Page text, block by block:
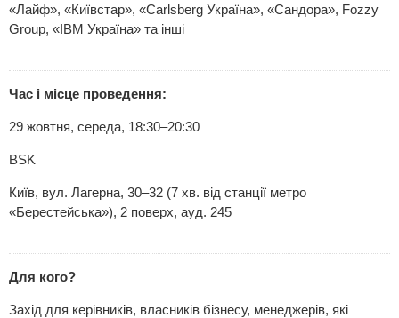
«Лайф», «Київстар», «Carlsberg Україна», «Сандора», Fozzy
Group, «IBM Україна» та інші
Час і місце проведення:
29 жовтня, середа, 18:30–20:30
BSK
Київ, вул. Лагерна, 30–32 (7 хв. від станції метро
«Берестейська»), 2 поверх, ауд. 245
Для кого?
Захід для керівників, власників бізнесу, менеджерів, які